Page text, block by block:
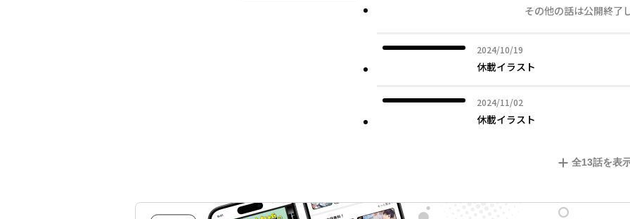
その他の話は公開終了
2024/10/19
2024年10月19日
休載イラスト
2024/11/02
2024年11月02日
休載イラスト
全13話を表